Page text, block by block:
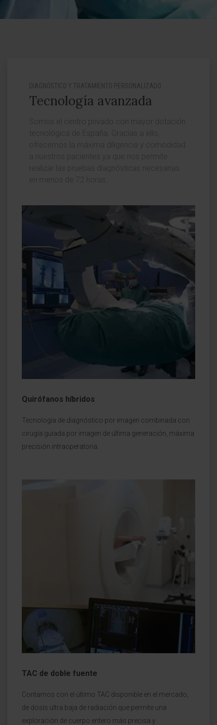
DIAGNÓSTICO Y TRATAMIENTO PERSONALIZADO
Tecnología avanzada
Somos el centro privado con mayor dotación
tecnológica de España. Gracias a ello,
ofrecemos la máxima diligencia y comodidad
a nuestros pacientes ya que nos permite
realizar las pruebas diagnósticas necesarias
en menos de 72 horas.
Quirófanos híbridos
Tecnología de diagnóstico por imagen combinada con
cirugía guiada por imagen de última generación, máxima
precisión intraoperatoria.
TAC de doble fuente
Contamos con el último TAC disponible en el mercado,
de dosis ultra baja de radiación que permite una
exploración de cuerpo entero más precisa y